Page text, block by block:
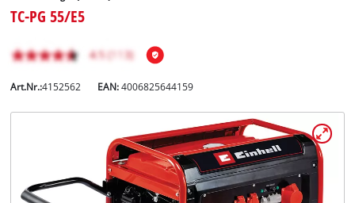
Deutsch
TC-PG 55/E5
Art.Nr.:4152562 EAN:4006825644159